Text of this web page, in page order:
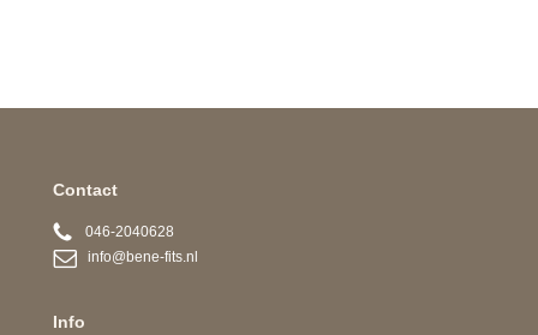
Contact
046-2040628
info@bene-fits.nl
Info